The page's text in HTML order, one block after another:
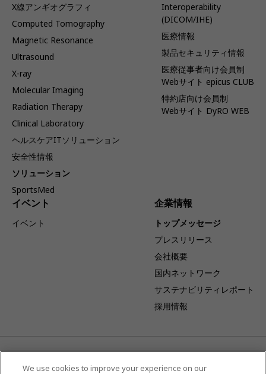
X線アンギオグラフィ
Computed Tomography
Magnetic Resonance
Ultrasound
X-ray
Molecular Imaging
Radiation Therapy
Clinical Laboratory
ヘルスケアITソリューション
安全性情報
ソリューション
SportsMed
Interoperability
(DICOM/IHE)
医療情報
製品セキュリティ情報
医療従事者向け会員制
Webサイト epicus CLUB
特約店向け会員制
Webサイト DyRO WEB
イベント
イベント
企業情報
トップメッセージ
プレスリリース
会社概要
国内ネットワーク
サステナビリティレポート
採用情報
事業体制変更のお知らせ：キヤノンを吸収分割承継会社とし当社
を吸収分割会社とする吸収分割契約が締結され、2026年4月1日
We use cookies to improve your experience on our